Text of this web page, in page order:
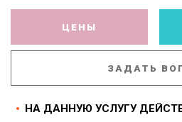
ЦЕНЫ
ЗАДАТЬ
НА ДАННУЮ УСЛУГУ